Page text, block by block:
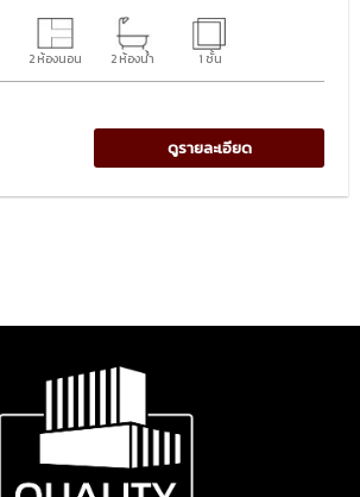
2 ห้องนอน 2 ห้องน้ำ 1 ชั้น
ดูรายละเอียด